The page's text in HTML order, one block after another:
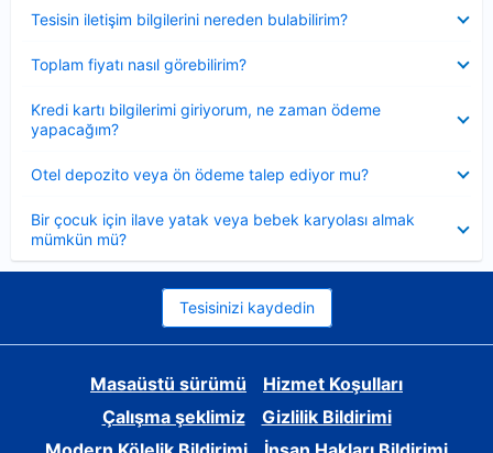
Tesisin iletişim bilgilerini nereden bulabilirim?
Toplam fiyatı nasıl görebilirim?
Kredi kartı bilgilerimi giriyorum, ne zaman ödeme
yapacağım?
Otel depozito veya ön ödeme talep ediyor mu?
Bir çocuk için ilave yatak veya bebek karyolası almak
mümkün mü?
Tesisinizi kaydedin
Masaüstü sürümü
Hizmet Koşulları
Çalışma şeklimiz
Gizlilik Bildirimi